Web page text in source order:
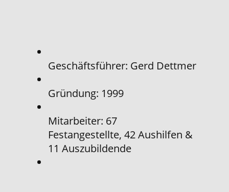
Geschäftsführer: Gerd Dettmer
Gründung: 1999
Mitarbeiter: ​67
Festangestellte, 42 Aushilfen &
11 Auszubildende